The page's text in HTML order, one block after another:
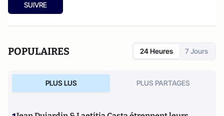
SUIVRE
POPULAIRES 24 Heures 7 Jours
PLUS LUS PLUS PARTAGES